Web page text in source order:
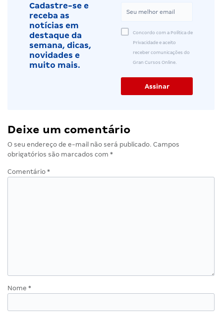
Cadastre-se e
receba as
notícias em
destaque da
semana, dicas,
novidades e
muito mais.
Concordo com a Política de
Privacidade e aceito
receber comunicações do
Gran Cursos Online.
Deixe um comentário
O seu endereço de e-mail não será publicado. Campos
obrigatórios são marcados com *
Comentário *
Nome *